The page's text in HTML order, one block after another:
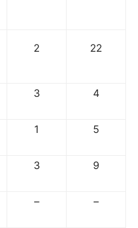
2 22
3 4
1 5
3 9
– –